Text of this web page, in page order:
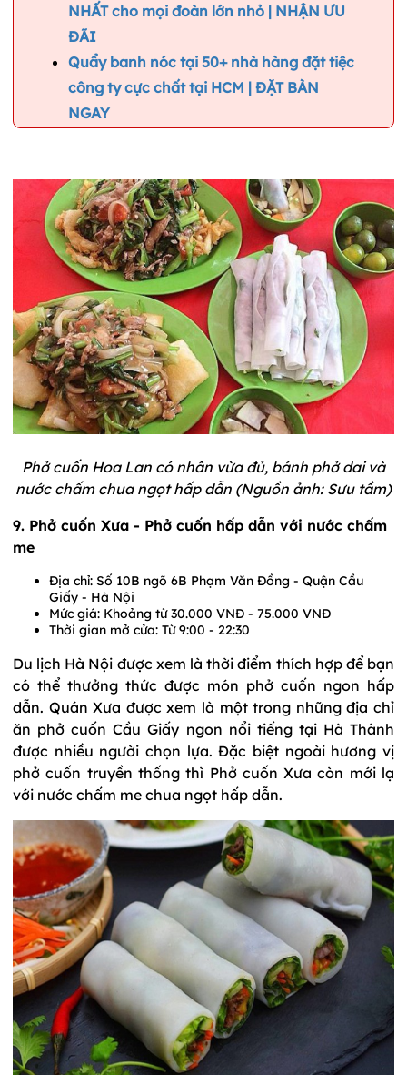
NHẤT cho mọi đoàn lớn nhỏ | NHẬN ƯU
ĐÃI
Quẩy banh nóc tại 50+ nhà hàng đặt tiệc
công ty cực chất tại HCM | ĐẶT BÀN
NGAY
Phở cuốn Hoa Lan có nhân vừa đủ, bánh phở dai và
nước chấm chua ngọt hấp dẫn (Nguồn ảnh: Sưu tầm)
9. Phở cuốn Xưa - Phở cuốn hấp dẫn với nước chấm
me
Địa chỉ: Số 10B ngõ 6B Phạm Văn Đồng - Quận Cầu
Giấy - Hà Nội
Mức giá: Khoảng từ 30.000 VNĐ - 75.000 VNĐ
Thời gian mở cửa: Từ 9:00 - 22:30
Du lịch Hà Nội được xem là thời điểm thích hợp để bạn
có thể thưởng thức được món phở cuốn ngon hấp
dẫn. Quán Xưa được xem là một trong những địa chỉ
ăn phở cuốn Cầu Giấy ngon nổi tiếng tại Hà Thành
được nhiều người chọn lựa. Đặc biệt ngoài hương vị
phở cuốn truyền thống thì Phở cuốn Xưa còn mới lạ
với nước chấm me chua ngọt hấp dẫn.